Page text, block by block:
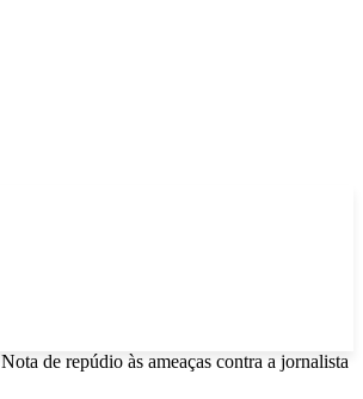
Nota de repúdio às ameaças contra a jornalista